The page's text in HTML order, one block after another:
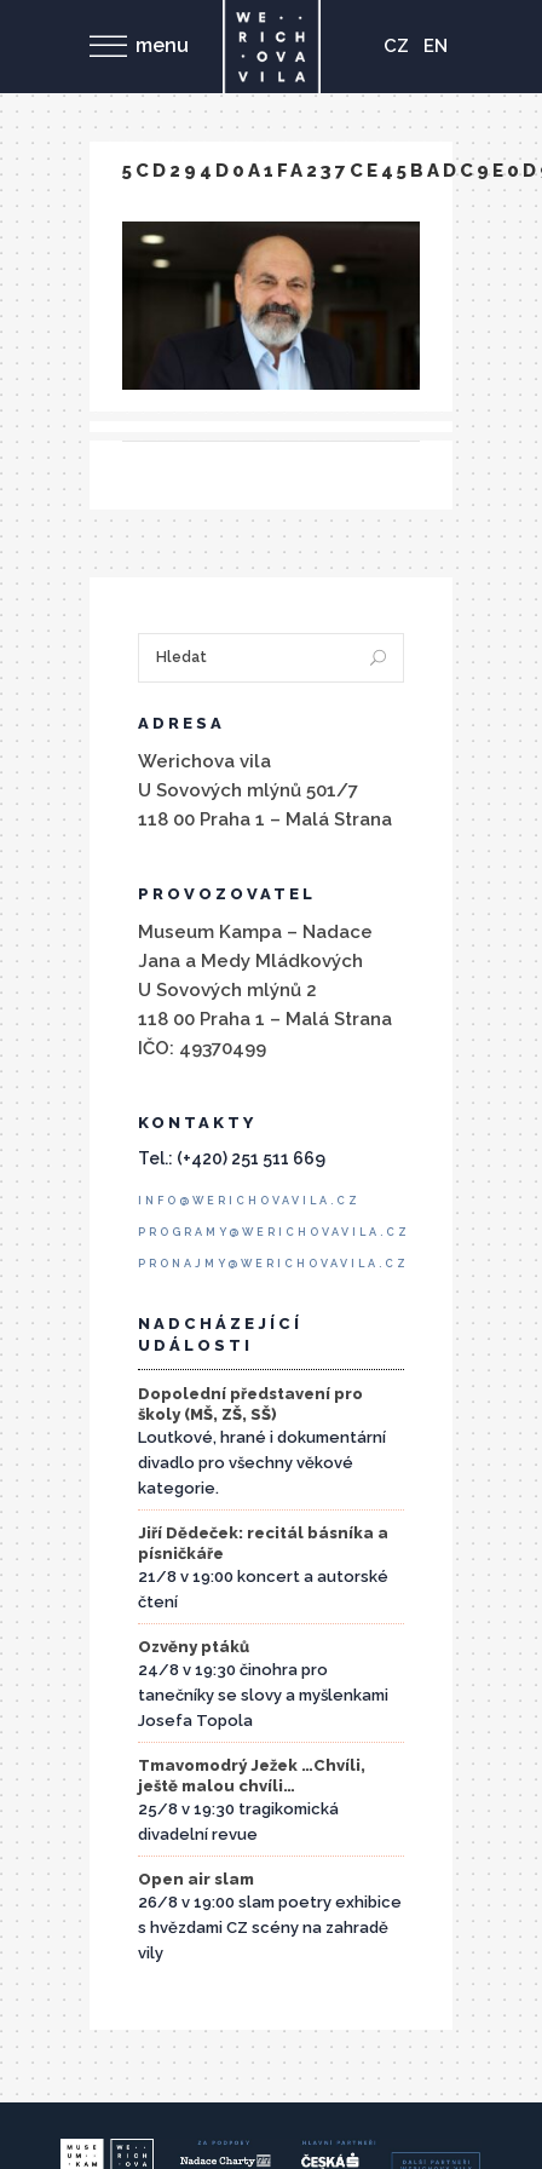
menu CZ EN
ADRESA
Werichova vila
U Sovových mlýnů 501/7
118 00 Praha 1 – Malá Strana
PROVOZOVATEL
Museum Kampa – Nadace
Jana a Medy Mládkových
U Sovových mlýnů 2
118 00 Praha 1 – Malá Strana
IČO: 49370499
KONTAKTY
Tel.: (+420) 251 511 669
INFO@WERICHOVAVILA.CZ
PROGRAMY@WERICHOVAVILA.CZ
PRONAJMY@WERICHOVAVILA.CZ
NADCHÁZEJÍCÍ
UDÁLOSTI
Dopolední představení pro
školy (MŠ, ZŠ, SŠ)
Loutkové, hrané i dokumentární
divadlo pro všechny věkové
kategorie.
Jiří Dědeček: recitál básníka a
písničkáře
21/8 v 19:00 koncert a autorské
čtení
Ozvěny ptáků
24/8 v 19:30 činohra pro
tanečníky se slovy a myšlenkami
Josefa Topola
Tmavomodrý Ježek …Chvíli,
ještě malou chvíli…
25/8 v 19:30 tragikomická
divadelní revue
Open air slam
26/8 v 19:00 slam poetry exhibice
s hvězdami CZ scény na zahradě
vily